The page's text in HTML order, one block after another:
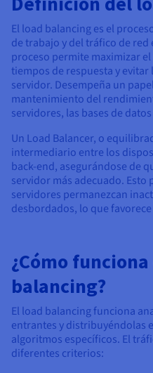
Precios
Disponibilidad por regiones
Documentación
Roadmap & Changelog
Roadmap y Changelog
El load balancing es el
de trabajo y del tráfico de red
proceso permite maximizar
tiempos de respuesta y
servidor. Desempeña un
mantenimiento del
servidores, las bases de
Un Load Balancer, o
intermediario entre los
back-end, asegurándose de
servidor más adecuado.
servidores permanezcan
desbordados, lo que
¿Cómo
balancing?
El load balancing funciona
entrantes y distribuyéndolas
algoritmos específicos. El
diferentes criterios: